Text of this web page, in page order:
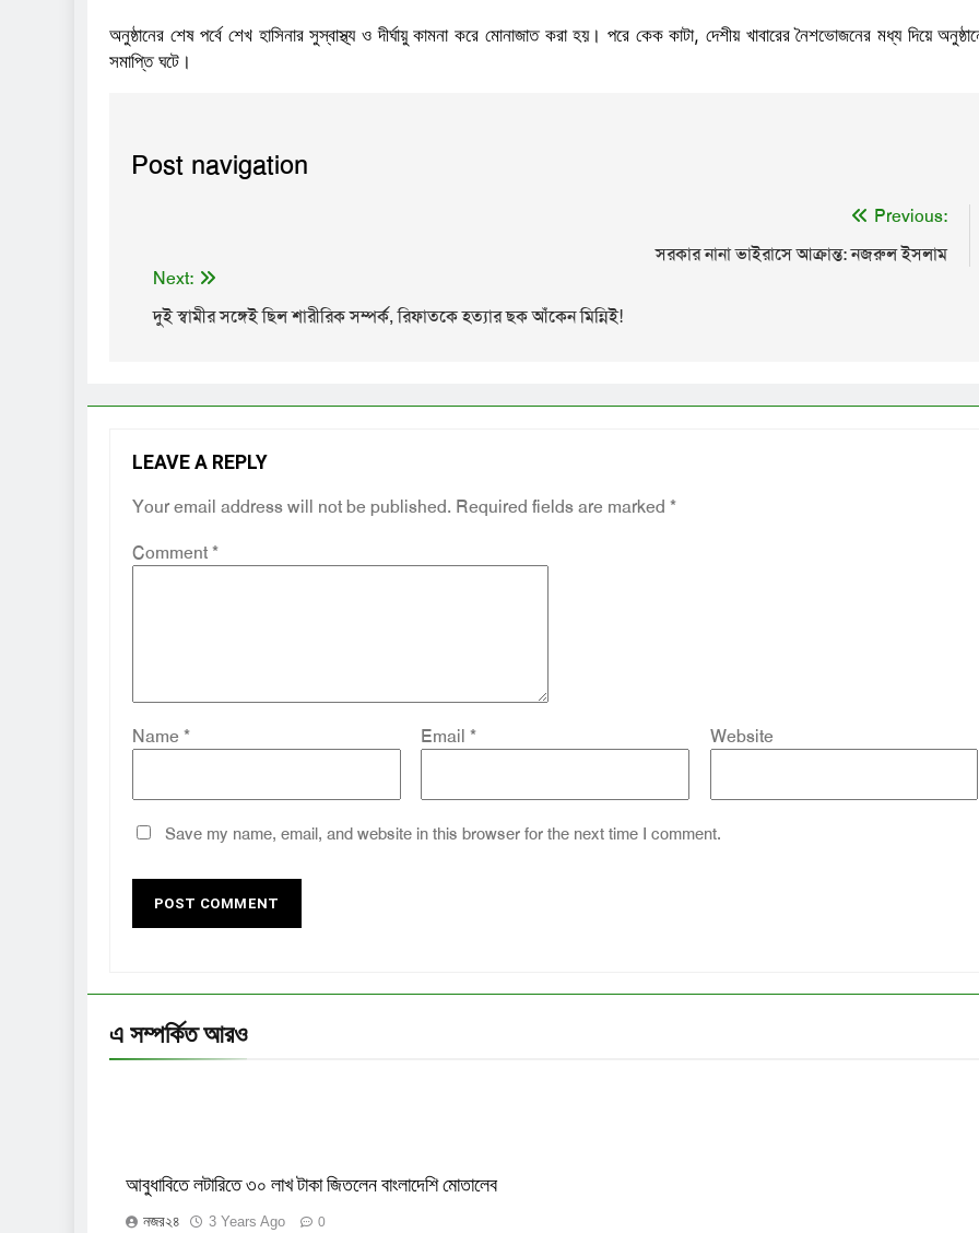
অনুষ্ঠানের শেষ পর্বে শেখ হাসিনার সুস্বাস্থ্য ও দীর্ঘায়ু কামনা করে মোনাজাত করা হয়। পরে কেক কাটা, দেশীয় খাবারের নৈশভোজনের মধ্য দিয়ে
সমাপ্তি ঘটে।
Post navigation
Previous:
সরকার নানা ভাইরাসে আক্রান্ত: নজরুল ইসলাম
Next:
দুই স্বামীর সঙ্গেই ছিল শারীরিক সম্পর্ক, রিফাতকে হত্যার ছক আঁকেন মিন্নিই!
LEAVE A REPLY
Your email address will not be published. Required fields are marked *
Comment*
Name * Email* Website
Save my name, email, and website in this browser for the next time I comment.
এ সম্পর্কিত আরও
আবুধাবিতে লটারিতে ৩০ লাখ টাকা জিতলেন বাংলাদেশি মোতালেব
নজর২৪ 3 Years Ago 0